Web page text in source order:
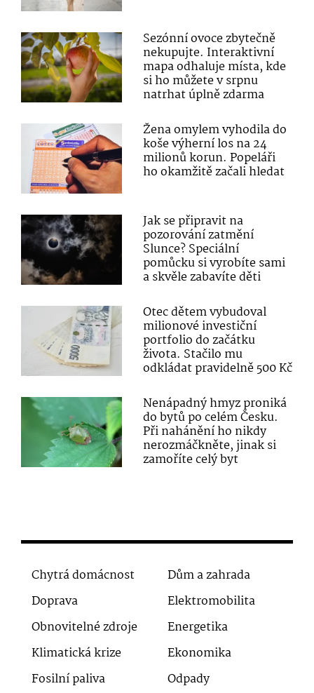
Sezónní ovoce zbytečně
nekupujte. Interaktivní
mapa odhaluje místa, kde
si ho můžete v srpnu
natrhat úplně zdarma
Žena omylem vyhodila do
koše výherní los na 24
milionů korun. Popeláři
ho okamžitě začali hledat
Jak se připravit na
pozorování zatmění
Slunce? Speciální
pomůcku si vyrobíte sami
a skvěle zabavíte děti
Otec dětem vybudoval
milionové investiční
portfolio do začátku
života. Stačilo mu
odkládat pravidelně 500 Kč
Nenápadný hmyz proniká
do bytů po celém Česku.
Při nahánění ho nikdy
nerozmáčkněte, jinak si
zamoříte celý byt
Chytrá domácnost
Dům a zahrada
Doprava
Elektromobilita
Obnovitelné zdroje
Energetika
Klimatická krize
Ekonomika
Fosilní paliva
Odpady